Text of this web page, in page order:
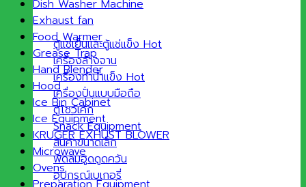
ตู้แช่เย็นและตู้แช่แข็ง
เครื่องล้างจาน
เครื่องทำน้ำแข็ง
เครื่องปั่นแบบมือถือ
ตู้โชว์เค้ก
Snack Equipment
สินค้าขนาดเล็ก
พัดลมฮูดดูดควัน
อุปกรณ์เบเกอรี่
Dish Washer Machine
Exhaust fan
Food Warmer
Grease Trap
Hand Blender
Hood
Ice Bin Cabinet
Ice Equipment
KRUGER EXHUST BLOWER
Microwave
Ovens